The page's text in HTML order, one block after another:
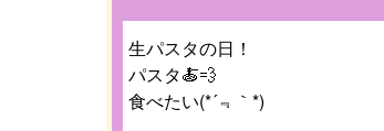
生パスタの日！
パスタ🍝💨
食べたい(*´﹃｀*)